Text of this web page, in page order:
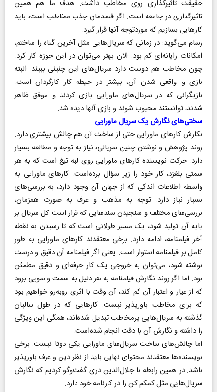
حقیقت تاثیرگذاری روی مخاطب داشت. هدف ما هم همین
تاثیرگذاری در جامعه است. اگر قصدمان جذب مخاطب است، باید
کارهایی بسازیم که موردتوجه آنها قرار گیرد.
رسام می‌گوید: در زمانی که سریال‌هایی مثل آخرین گناه را ساختم،
امکانات رایانه‌ای کم بود. الان بهتر می‌توان در این حوزه کار کرد.
چون مخاطب هم دوست دارد سریال‌های این چنینی ببیند. البته
بازی و واقعی شدن آن، بیشتر در حیطه کار کارگردان است.
بازیگرانی که در سریال‌های ماورایی بازی کردند و موفق ظاهر
شدند، توانستند محبوب شوند و بازی آنها دیده شد.
سختی‌های نگارش یک سریال ماورایی
نگارش کارهای ماورایی حتی از ساخت آن هم چالش بیشتری دارد.
روند پژوهش و نوشتن چنین سریالی، نیاز به توجه و مطالعه بسیار
دارد. حرکت نویسنده کارهای ماورایی روی لبه تیغ است که به هر
سمتی بلغزد، کار خود را زیر سؤال برده‌است. کارهای ماورایی به
واسطه اطلاعات اندکی که از جهان آن وجود دارد، به بررسی‌های
بسیار نیاز دارد. توجه به مذهب و عرف به صورت همزمان،
بررسی‌های مختلف و سنجیدن سندهایی که قرار است کل سریال بر
پایه آن تولید شود، یک مسیر طولانی است که تا رسیدن به نقطه
آخر فیلمنامه، ادامه دارد. برخی معتقدند کارهای ماورایی به طور
کامل بر فیلمنامه استوار است. یعنی اگر فیلمنامه آن دقیق و درست
نوشته شود، می‌توان به خروجی یک کار حرفه‌ای و دقیق مطمئن
بود. اما اگر روند نگارش فیلمنامه به هر دلیل به سمت و سویی برود
که از عیار و اعتبار آن کم کند، آن وقت با اثری روبه‌رو خواهیم بود
که برای مخاطب باورپذیر نیست. کارهایی که در طول سالیان
گذشته به سریال‌هایی پرمخاطب تبدیل شده‌اند، همگی این ویژگی
را داشته و نگارش آن با دقت انجام شده‌است.
اما چالش‌های ساخت سریال‌های ماورایی یکی دوتا نیست. برخی
نویسنده‌ها معتقدند محتوای نهایی باید از نظر دین و عرف باورپذیر
باشد. در همین رابطه با جلال‌الدین دری گفت‌وگو کردیم که نگارش
سریال‌هایی مثل کمکم کن را در کارنامه خود دارد.